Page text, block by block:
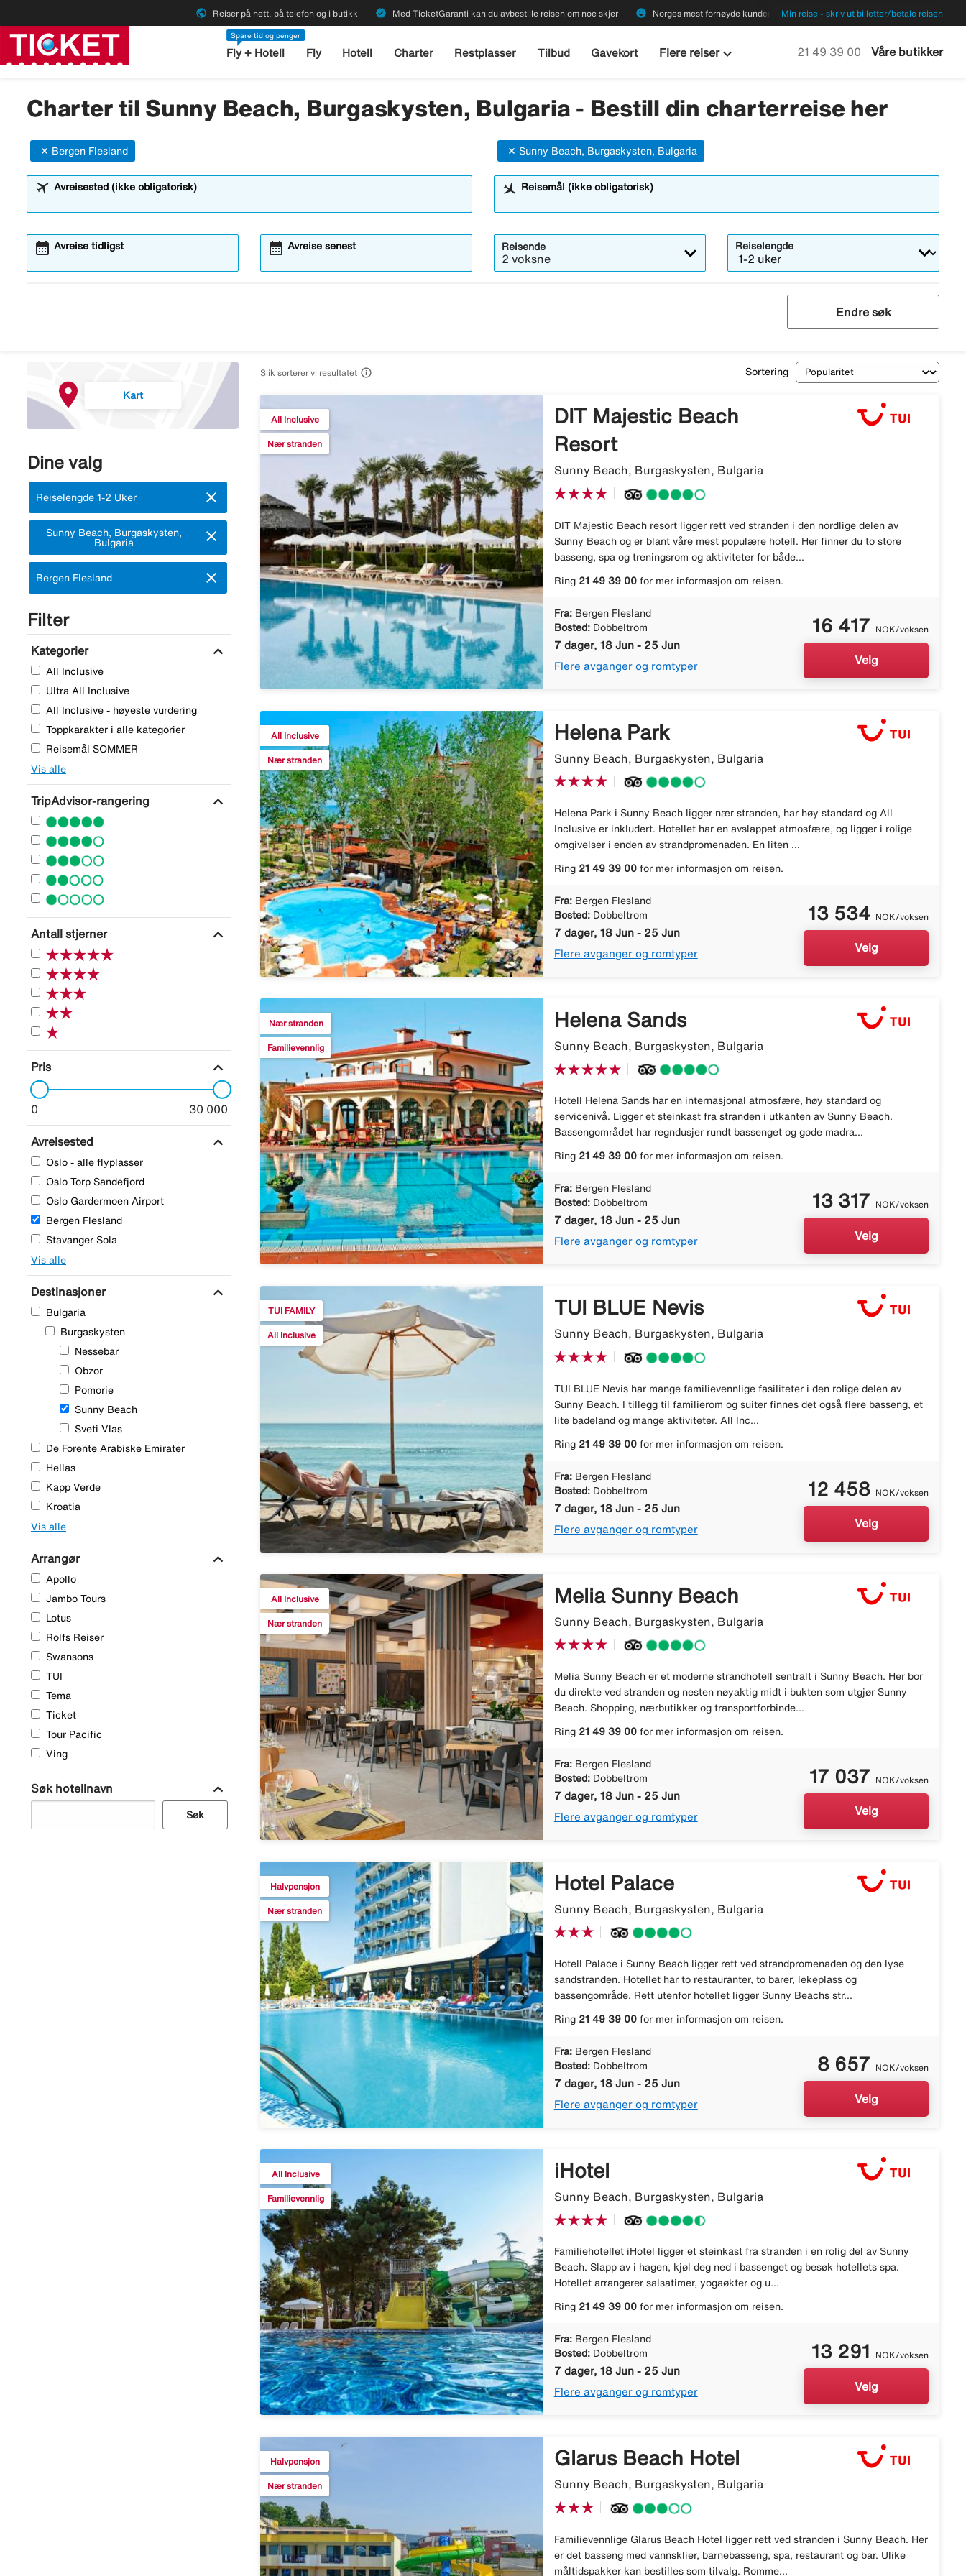
public Reiser på nett, på telefon og i butikk verified Med TicketGaranti kan du avbestille reisen om noe skjer emoji_emotions Norges mest fornøyde kunder Min reise - skriv ut billetter/betale reisen
Spare tid og penger
Fly + Hotell Fly Hotell Charter Restplasser Tilbud Gavekort Flere reiserkeyboard_arrow_down Ring oss på
21 49 39 00 Våre butikker
Charter til Sunny Beach, Burgaskysten, Bulgaria - Bestill din charterreise her
Avreisested (ikke obligatorisk)
Bergen Flesland
Reisemål (ikke obligatorisk)
Sunny Beach, Burgaskysten, Bulgaria
Avreise tidligst
calendar_month Avreise senest
calendar_month Reisende
2 voksne
Reiselengde
Endre søk
Kart
Dine valg
Fjern:
Reiselengde 1-2 Uker close
Fjern:
Sunny Beach, Burgaskysten,
Bulgaria
close
Fjern:
Bergen Flesland close
Filter
Kategorier expand_more
All Inclusive
Ultra All Inclusive
All Inclusive - høyeste vurdering
Toppkarakter i alle kategorier
Reisemål SOMMER
Vis alle
TripAdvisor-rangering expand_more
Antall stjerner expand_more
Pris expand_more
0 30 000
Avreisested expand_more
Oslo - alle flyplasser
Oslo Torp Sandefjord
Oslo Gardermoen Airport
Bergen Flesland
Stavanger Sola
Vis alle
Destinasjoner expand_more
Bulgaria
Område
Burgaskysten
Nessebar
Obzor
Pomorie
Sunny Beach
Sveti Vlas
De Forente Arabiske Emirater
Hellas
Kapp Verde
Kroatia
Vis alle
Arrangør expand_more
Apollo
Jambo Tours
Lotus
Rolfs Reiser
Swansons
TUI
Tema
Ticket
Tour Pacific
Ving
Søk hotellnavn expand_more
Søk
Slik sorterer vi resultatet  Sortering
All Inclusive
Nær stranden
DIT Majestic Beach
Resort
Sunny Beach, Burgaskysten, Bulgaria
DIT Majestic Beach resort ligger rett ved stranden i den nordlige delen av
Sunny Beach og er blant våre mest populære hotell. Her finner du to store
basseng, spa og treningsrom og aktiviteter for både...
Ring 21 49 39 00for mer informasjon om reisen.
Fra: Bergen Flesland
Bosted: Dobbeltrom
7 dager, 18 Jun - 25 Jun
Flere avganger og romtyper
16 417 NOK/voksen
Velg
All Inclusive
Nær stranden
Helena Park
Sunny Beach, Burgaskysten, Bulgaria
Helena Park i Sunny Beach ligger nær stranden, har høy standard og All
Inclusive er inkludert. Hotellet har en avslappet atmosfære, og ligger i rolige
omgivelser i enden av strandpromenaden. En liten ...
Ring 21 49 39 00for mer informasjon om reisen.
Fra: Bergen Flesland
Bosted: Dobbeltrom
7 dager, 18 Jun - 25 Jun
Flere avganger og romtyper
13 534 NOK/voksen
Velg
Nær stranden
Familievennlig
Helena Sands
Sunny Beach, Burgaskysten, Bulgaria
Hotell Helena Sands har en internasjonal atmosfære, høy standard og
servicenivå. Ligger et steinkast fra stranden i utkanten av Sunny Beach.
Bassengområdet har regndusjer rundt bassenget og gode madra...
Ring 21 49 39 00for mer informasjon om reisen.
Fra: Bergen Flesland
Bosted: Dobbeltrom
7 dager, 18 Jun - 25 Jun
Flere avganger og romtyper
13 317 NOK/voksen
Velg
TUI FAMILY
All Inclusive
TUI BLUE Nevis
Sunny Beach, Burgaskysten, Bulgaria
TUI BLUE Nevis har mange familievennlige fasiliteter i den rolige delen av
Sunny Beach. I tillegg til familierom og suiter finnes det også flere basseng, et
lite badeland og mange aktiviteter. All Inc...
Ring 21 49 39 00for mer informasjon om reisen.
Fra: Bergen Flesland
Bosted: Dobbeltrom
7 dager, 18 Jun - 25 Jun
Flere avganger og romtyper
12 458 NOK/voksen
Velg
All Inclusive
Nær stranden
Melia Sunny Beach
Sunny Beach, Burgaskysten, Bulgaria
Melia Sunny Beach er et moderne strandhotell sentralt i Sunny Beach. Her bor
du direkte ved stranden og nesten nøyaktig midt i bukten som utgjør Sunny
Beach. Shopping, nærbutikker og transportforbinde...
Ring 21 49 39 00for mer informasjon om reisen.
Fra: Bergen Flesland
Bosted: Dobbeltrom
7 dager, 18 Jun - 25 Jun
Flere avganger og romtyper
17 037 NOK/voksen
Velg
Halvpensjon
Nær stranden
Hotel Palace
Sunny Beach, Burgaskysten, Bulgaria
Hotell Palace i Sunny Beach ligger rett ved strandpromenaden og den lyse
sandstranden. Hotellet har to restauranter, to barer, lekeplass og
bassengområde. Rett utenfor hotellet ligger Sunny Beachs str...
Ring 21 49 39 00for mer informasjon om reisen.
Fra: Bergen Flesland
Bosted: Dobbeltrom
7 dager, 18 Jun - 25 Jun
Flere avganger og romtyper
8 657 NOK/voksen
Velg
All Inclusive
Familievennlig
iHotel
Sunny Beach, Burgaskysten, Bulgaria
Familiehotellet iHotel ligger et steinkast fra stranden i en rolig del av Sunny
Beach. Slapp av i hagen, kjøl deg ned i bassenget og besøk hotellets spa.
Hotellet arrangerer salsatimer, yogaøkter og u...
Ring 21 49 39 00for mer informasjon om reisen.
Fra: Bergen Flesland
Bosted: Dobbeltrom
7 dager, 18 Jun - 25 Jun
Flere avganger og romtyper
13 291 NOK/voksen
Velg
Halvpensjon
Nær stranden
Glarus Beach Hotel
Sunny Beach, Burgaskysten, Bulgaria
Familievennlige Glarus Beach Hotel ligger rett ved stranden i Sunny Beach. Her
er det basseng med vannsklier, barnebasseng, spa, restaurant og bar. Ulike
måltidspakker kan bestilles som tilvalg. Romme...